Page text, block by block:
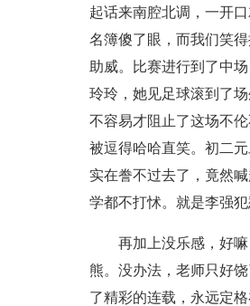
起话来南腔北调，一开
名簿傻了眼，而我们笑
助威。比赛进行到了中
玲玲，她见足球滚到了
不容易才阻止了这场不
被逗得哈哈直笑。初二
实在誊不过去了，竟然
学都不打怵。就是李强
再加上没乐感，好
熊。没办法，老师只好
了精彩的连载，永远定